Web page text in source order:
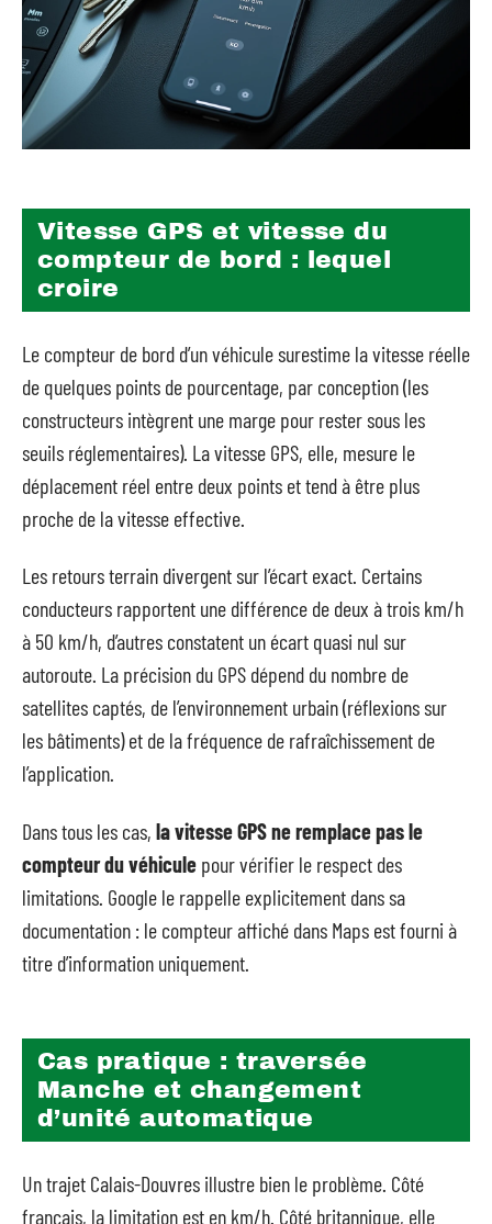
Vitesse GPS et vitesse du
compteur de bord : lequel
croire
Le compteur de bord d’un véhicule surestime la vitesse réelle
de quelques points de pourcentage, par conception (les
constructeurs intègrent une marge pour rester sous les
seuils réglementaires). La vitesse GPS, elle, mesure le
déplacement réel entre deux points et tend à être plus
proche de la vitesse effective.
Les retours terrain divergent sur l’écart exact. Certains
conducteurs rapportent une différence de deux à trois km/h
à 50 km/h, d’autres constatent un écart quasi nul sur
autoroute. La précision du GPS dépend du nombre de
satellites captés, de l’environnement urbain (réflexions sur
les bâtiments) et de la fréquence de rafraîchissement de
l’application.
Dans tous les cas, la vitesse GPS ne remplace pas le
compteur du véhicule pour vérifier le respect des
limitations. Google le rappelle explicitement dans sa
documentation : le compteur affiché dans Maps est fourni à
titre d’information uniquement.
Cas pratique : traversée
Manche et changement
d’unité automatique
Un trajet Calais-Douvres illustre bien le problème. Côté
français, la limitation est en km/h. Côté britannique, elle